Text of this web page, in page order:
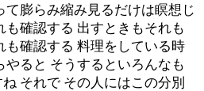
て膨らみ縮み見るだけは瞑想じ
も確認する 出すときもそれも
も確認する 料理をしている時
やると そうするといろんなも
それで その人にはこの分別